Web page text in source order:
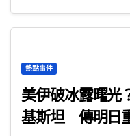
熱點事件
美伊破冰露曙光
基斯坦 傳明日